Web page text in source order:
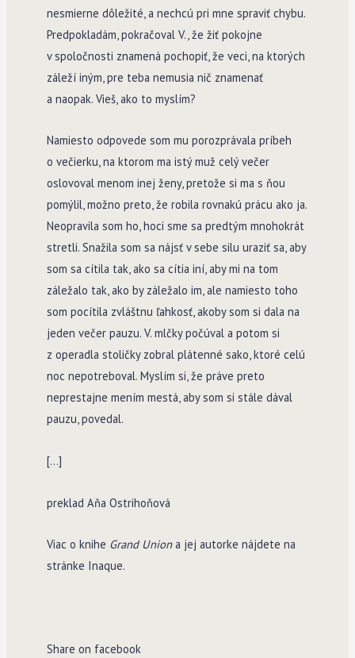
nesmierne dôležité, a nechcú pri mne spraviť chybu.
Predpokladám, pokračoval V., že žiť pokojne
v spoločnosti znamená pochopiť, že veci, na ktorých
záleží iným, pre teba nemusia nič znamenať
a naopak. Vieš, ako to myslím?
Namiesto odpovede som mu porozprávala príbeh
o večierku, na ktorom ma istý muž celý večer
oslovoval menom inej ženy, pretože si ma s ňou
pomýlil, možno preto, že robila rovnakú prácu ako ja.
Neopravila som ho, hoci sme sa predtým mnohokrát
stretli. Snažila som sa nájsť v sebe silu uraziť sa, aby
som sa cítila tak, ako sa cítia iní, aby mi na tom
záležalo tak, ako by záležalo im, ale namiesto toho
som pocítila zvláštnu ľahkosť, akoby som si dala na
jeden večer pauzu. V. mlčky počúval a potom si
z operadla stoličky zobral plátenné sako, ktoré celú
noc nepotreboval. Myslím si, že práve preto
neprestajne mením mestá, aby som si stále dával
pauzu, povedal.
[…]
preklad Aňa Ostrihoňová
Viac o knihe Grand Union a jej autorke nájdete na
stránke Inaque.
Share on facebook